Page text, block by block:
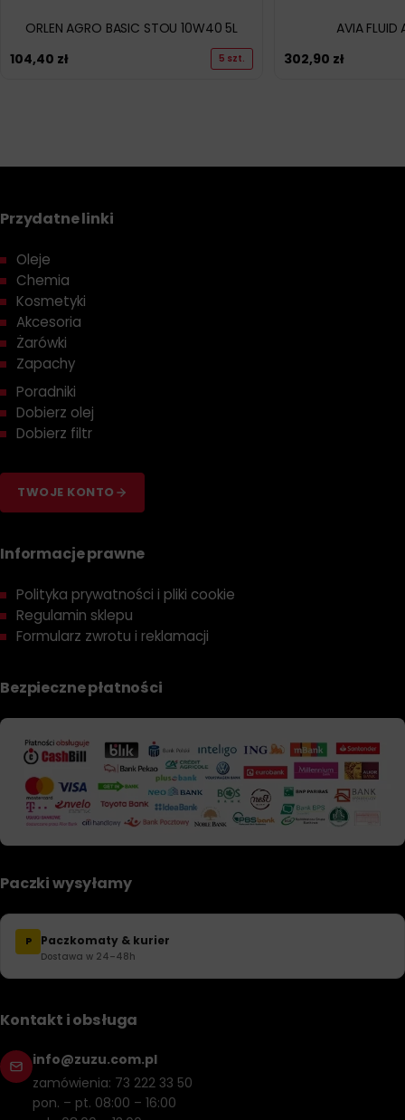
ORLEN AGRO BASIC STOU 10W40 5L
104,40 zł 5 szt.
AVIA FLUID
302,90 zł
Przydatne linki
Oleje
Chemia
Kosmetyki
Akcesoria
Żarówki
Zapachy
Poradniki
Dobierz olej
Dobierz filtr
TWOJE KONTO
Informacje prawne
Polityka prywatności i pliki cookie
Regulamin sklepu
Formularz zwrotu i reklamacji
Bezpieczne płatności
Paczki wysyłamy
P Paczkomaty & kurier
Dostawa w 24–48h
Kontakt i obsługa
info@zuzu.com.pl
zamówienia: 73 222 33 50
pon. – pt. 08:00 – 16:00